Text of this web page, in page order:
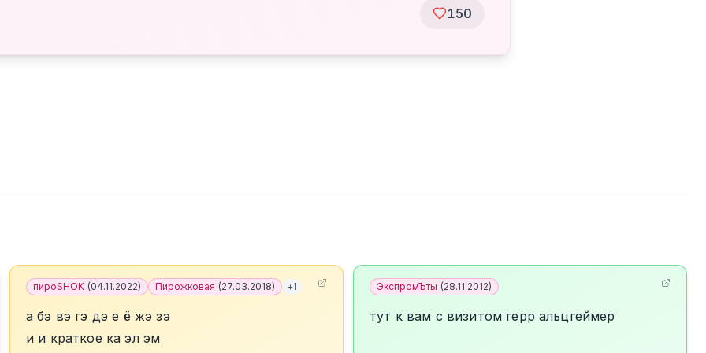
150
пироSHOK (04.11.2022) Пирожковая (27.03.2018) +1
а бэ вэ гэ дэ е ё жэ зэ
и и краткое ка эл эм
ЭкспромЪты (28.11.2012)
тут к вам с визитом герр альцгеймер